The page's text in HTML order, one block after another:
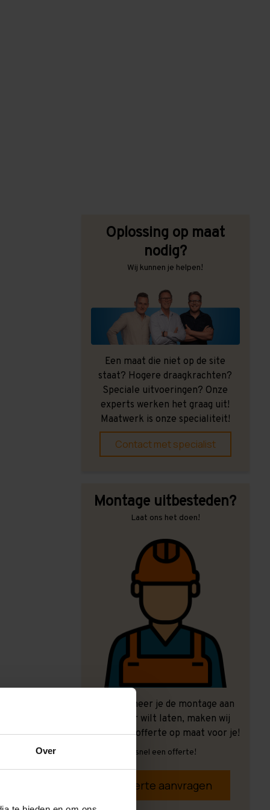
Over
Oplossing op maat
nodig?
Wij kunnen je helpen!
Een maat die niet op de site
staat? Hogere draagkrachten?
Speciale uitvoeringen? Onze
experts werken het graag uit!
Maatwerk is onze specialiteit!
Contact met specialist
Montage uitbesteden?
Laat ons het doen!
Ook wanneer je de montage aan
ons over wilt laten, maken wij
graag een offerte op maat voor je!
Vrijblijvend, snel een offerte!
Offerte aanvragen